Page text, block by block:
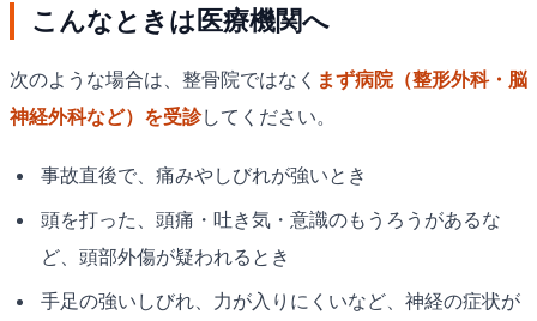
こんなときは医療機関へ
次のような場合は、整骨院ではなく まず病院（整形外科・脳
神経外科など）を受診してください。
事故直後で、痛みやしびれが強いとき
頭を打った、頭痛・吐き気・意識のもうろうがあるな
ど、頭部外傷が疑われるとき
手足の強いしびれ、力が入りにくいなど、神経の症状が